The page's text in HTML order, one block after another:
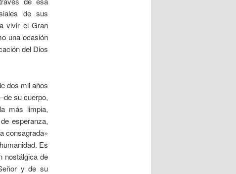
de sus
vivir el Gran
una ocasión
del Dios
dos mil años
su cuerpo,
más limpia,
esperanza,
consagrada»
Es
nostálgica de
y de su